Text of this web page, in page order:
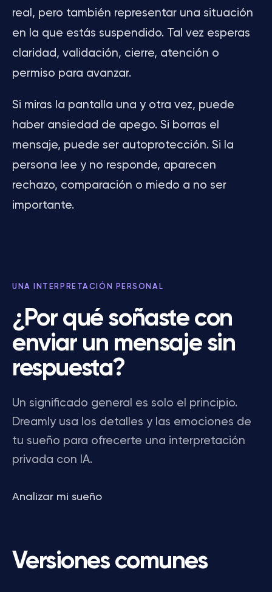
real, pero también representar una situación
en la que estás suspendido. Tal vez esperas
claridad, validación, cierre, atención o
permiso para avanzar.
Si miras la pantalla una y otra vez, puede
haber ansiedad de apego. Si borras el
mensaje, puede ser autoprotección. Si la
persona lee y no responde, aparecen
rechazo, comparación o miedo a no ser
importante.
UNA INTERPRETACIÓN PERSONAL
¿Por qué soñaste con
enviar un mensaje sin
respuesta?
Un significado general es solo el principio.
Dreamly usa los detalles y las emociones de
tu sueño para ofrecerte una interpretación
privada con IA.
Analizar mi sueño
Versiones comunes